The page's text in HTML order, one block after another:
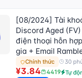
[08/2024] Tài
Discord Aged
điện thoại hỗn
gia + Email
Chính thức 30
¥3.84 4419 Tự